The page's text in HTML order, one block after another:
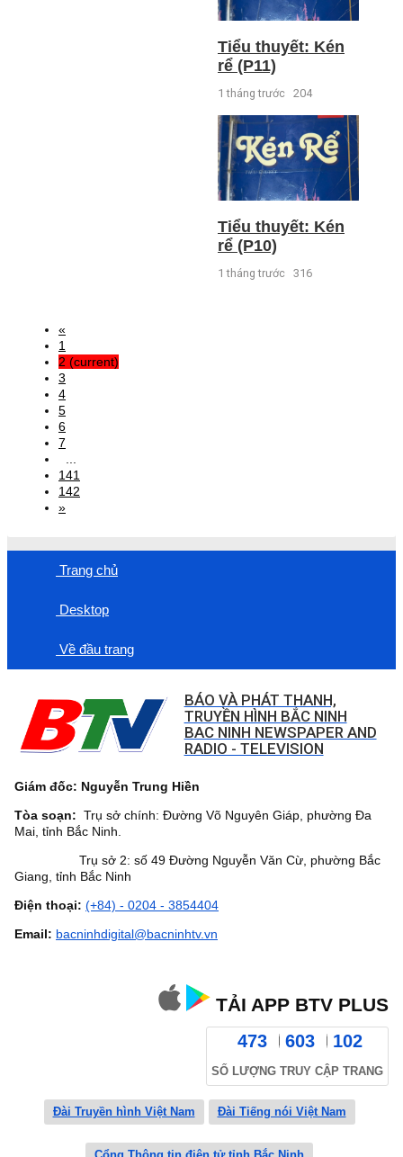
Tiểu thuyết: Kén
rể (P11)
1 tháng trước 204
Tiểu thuyết: Kén
rể (P10)
1 tháng trước 316
«
1
2 (current)
3
4
5
6
7
141
142
»
Trang chủ
Desktop
Về đầu trang
BÁO VÀ PHÁT THANH,
TRUYỀN HÌNH BẮC NINH
BAC NINH NEWSPAPER AND
RADIO - TELEVISION
Giám đốc: Nguyễn Trung Hiền
Tòa soạn: Trụ sở chính: Đường Võ Nguyên Giáp, phường Đa
Mai, tỉnh Bắc Ninh.
Trụ sở 2: số 49 Đường Nguyễn Văn Cừ, phường Bắc
Giang, tỉnh Bắc Ninh
Điện thoại: (+84) - 0204 - 3854404
Email: bacninhdigital@bacninhtv.vn
TẢI APP BTV PLUS
473 603 102
SỐ LƯỢNG TRUY CẬP TRANG
Đài Truyền hình Việt Nam Đài Tiếng nói Việt Nam